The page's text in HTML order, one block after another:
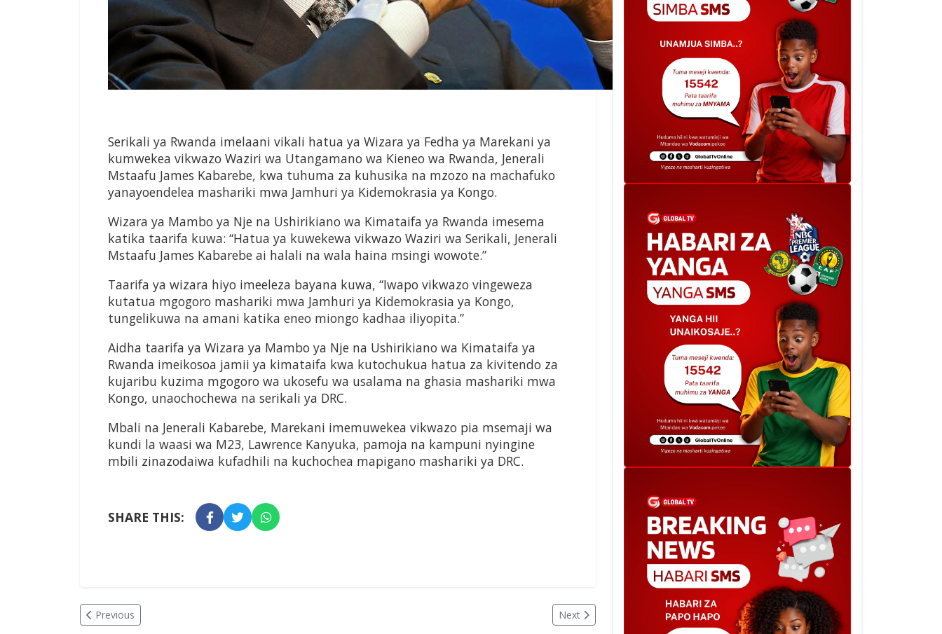
Serikali ya Rwanda imelaani vikali hatua ya Wizara ya Fedha ya Marekani ya
kumwekea vikwazo Waziri wa Utangamano wa Kieneo wa Rwanda, Jenerali
Mstaafu James Kabarebe, kwa tuhuma za kuhusika na mzozo na machafuko
yanayoendelea mashariki mwa Jamhuri ya Kidemokrasia ya Kongo.
Wizara ya Mambo ya Nje na Ushirikiano wa Kimataifa ya Rwanda imesema
katika taarifa kuwa: “Hatua ya kuwekewa vikwazo Waziri wa Serikali, Jenerali
Mstaafu James Kabarebe ai halali na wala haina msingi wowote.”
Taarifa ya wizara hiyo imeeleza bayana kuwa, “Iwapo vikwazo vingeweza
kutatua mgogoro mashariki mwa Jamhuri ya Kidemokrasia ya Kongo,
tungelikuwa na amani katika eneo miongo kadhaa iliyopita.”
Aidha taarifa ya Wizara ya Mambo ya Nje na Ushirikiano wa Kimataifa ya
Rwanda imeikosoa jamii ya kimataifa kwa kutochukua hatua za kivitendo za
kujaribu kuzima mgogoro wa ukosefu wa usalama na ghasia mashariki mwa
Kongo, unaochochewa na serikali ya DRC.
Mbali na Jenerali Kabarebe, Marekani imemuwekea vikwazo pia msemaji wa
kundi la waasi wa M23, Lawrence Kanyuka, pamoja na kampuni nyingine
mbili zinazodaiwa kufadhili na kuchochea mapigano mashariki ya DRC.
SHARE THIS:
Previous Next